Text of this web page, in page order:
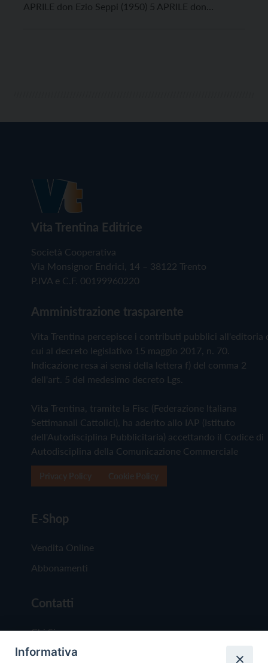
APRILE don Ezio Seppi (1950) 5 APRILE don
Vita Trentina Editrice
Società Cooperativa
Via Monsignor Endrici, 14 – 38122 Trento
P.IVA e C.F. 00199960220
Amministrazione trasparente
Vita Trentina percepisce i contributi pubblici all'editoria
cui al decreto legislativo 15 maggio 2017, n. 70.
Indicazione resa ai sensi della lettera f) del comma 2
dell'art. 5 del medesimo decreto Lgs.
Vita Trentina, tramite la Fisc (Federazione Italiana
Settimanali Cattolici), ha aderito allo IAP (Istituto
dell'Autodisciplina Pubblicitaria) accettando il Codice di
Autodisciplina della Comunicazione Commerciale
E-Shop
Vendita Online
Abbonamenti
Contatti
Chi Siamo
Redazione
Informativa